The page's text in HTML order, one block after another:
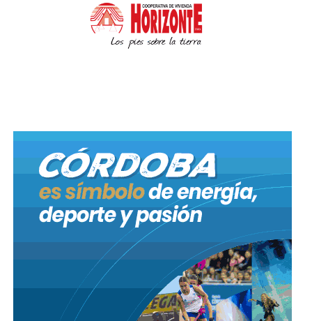
Gregorio Lemos esquina Martin Ganiza de
barrio Renacimiento, personal policial controló y
aprehendió a un joven de 19 años que se conducía
sede judicial.
Esta mañana a la hora 5:00 en Avenida de Mayo
al 900 de barrio Villa El Libertador, personal
policial controló y aprehendió a dos jóvenes de 24 y
22 años, quienes momentos antes habrían sustraído
elementos de un local comercial del sector. En el
procedimiento se secuestró botellas de bebidas
alcohólicas y un arma de fuego. Posteriormente
fueron traslados a sede policial quedando a
disposición de la justicia.